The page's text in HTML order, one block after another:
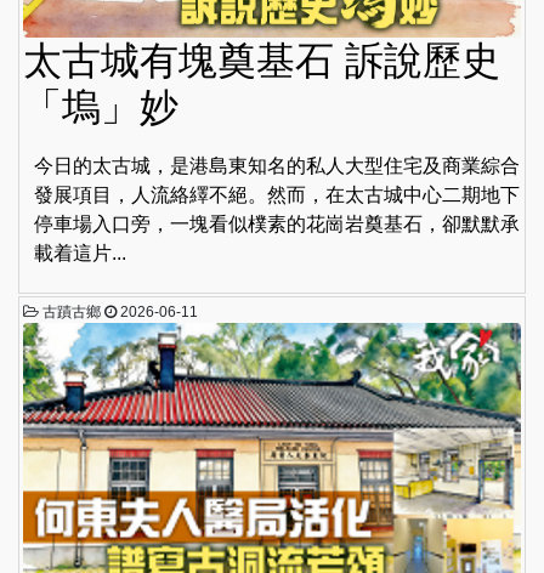
太古城有塊奠基石 訴說歷史
「塢」妙
今日的太古城，是港島東知名的私人大型住宅及商業綜合
發展項目，人流絡繹不絕。然而，在太古城中心二期地下
停車場入口旁，一塊看似樸素的花崗岩奠基石，卻默默承
載着這片...
古蹟古鄉 2026-06-11